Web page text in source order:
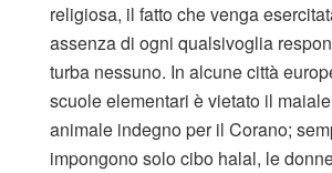
religiosa, il fatto che venga
assenza di ogni qualsivoglia
turba nessuno. In alcune città
scuole elementari è vietato il
animale indegno per il Corano;
impongono solo cibo halal, le